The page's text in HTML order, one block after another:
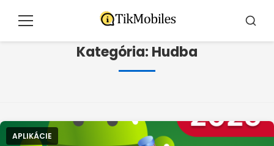
Menu
Kategória: Hudba
APLIKÁCIE